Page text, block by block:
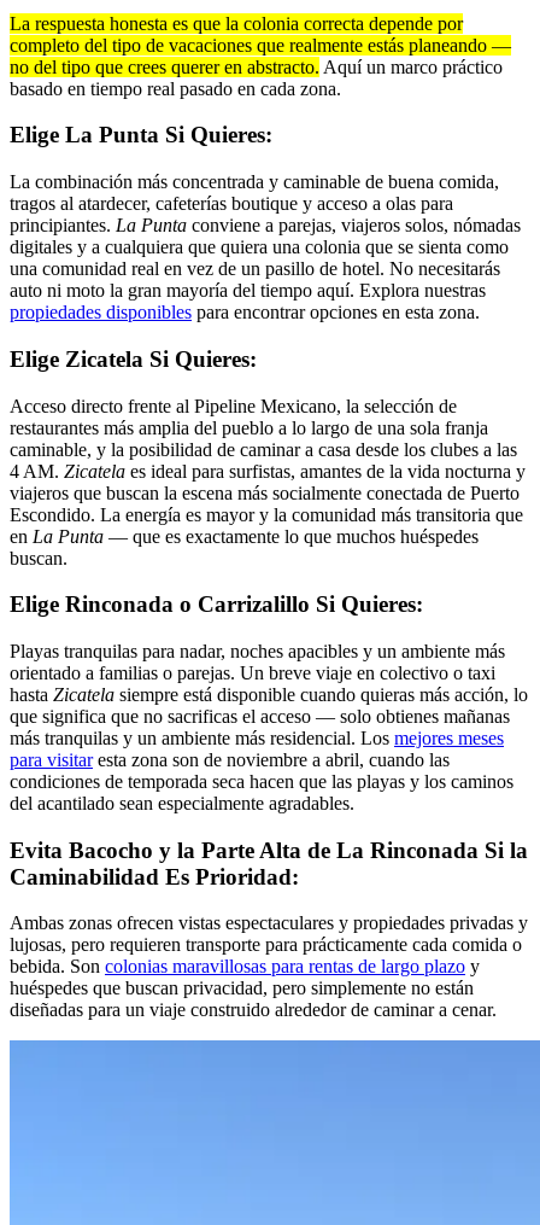
La respuesta honesta es que la colonia correcta depende por
completo del tipo de vacaciones que realmente estás planeando —
no del tipo que crees querer en abstracto. Aquí un marco práctico
basado en tiempo real pasado en cada zona.
Elige La Punta Si Quieres:
La combinación más concentrada y caminable de buena comida,
tragos al atardecer, cafeterías boutique y acceso a olas para
principiantes. La Punta conviene a parejas, viajeros solos, nómadas
digitales y a cualquiera que quiera una colonia que se sienta como
una comunidad real en vez de un pasillo de hotel. No necesitarás
auto ni moto la gran mayoría del tiempo aquí. Explora nuestras
propiedades disponibles para encontrar opciones en esta zona.
Elige Zicatela Si Quieres:
Acceso directo frente al Pipeline Mexicano, la selección de
restaurantes más amplia del pueblo a lo largo de una sola franja
caminable, y la posibilidad de caminar a casa desde los clubes a las
4 AM. Zicatela es ideal para surfistas, amantes de la vida nocturna y
viajeros que buscan la escena más socialmente conectada de Puerto
Escondido. La energía es mayor y la comunidad más transitoria que
en La Punta — que es exactamente lo que muchos huéspedes
buscan.
Elige Rinconada o Carrizalillo Si Quieres:
Playas tranquilas para nadar, noches apacibles y un ambiente más
orientado a familias o parejas. Un breve viaje en colectivo o taxi
hasta Zicatela siempre está disponible cuando quieras más acción, lo
que significa que no sacrificas el acceso — solo obtienes mañanas
más tranquilas y un ambiente más residencial. Los mejores meses
para visitaresta zona son de noviembre a abril, cuando las
condiciones de temporada seca hacen que las playas y los caminos
del acantilado sean especialmente agradables.
Evita Bacocho y la Parte Alta de La Rinconada Si la
Caminabilidad Es Prioridad:
Ambas zonas ofrecen vistas espectaculares y propiedades privadas y
lujosas, pero requieren transporte para prácticamente cada comida o
bebida. Son colonias maravillosas para rentas de largo plazo y
huéspedes que buscan privacidad, pero simplemente no están
diseñadas para un viaje construido alrededor de caminar a cenar.